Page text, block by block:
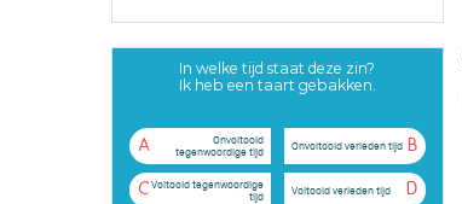
In welke tijd staat deze zin?
Ik heb een taart gebakken.
A
Onvoltooid
tegenwoordige tijd
B
Onvoltooid verleden tijd
C Voltooid tegenwoordige
tijd
D
Voltooid verleden tijd